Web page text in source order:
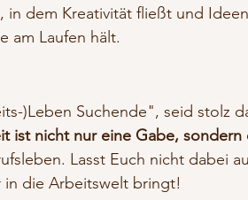
in dem Kreativität fließt und
am Laufen hält.
)Leben Suchende", seid stolz
ist nicht nur eine Gabe, sondern
Lasst Euch nicht dabei
die Arbeitswelt bringt!